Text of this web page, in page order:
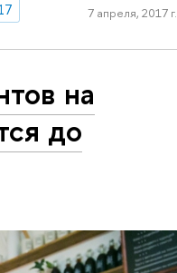
7 апреля, 2017 г.
на
до